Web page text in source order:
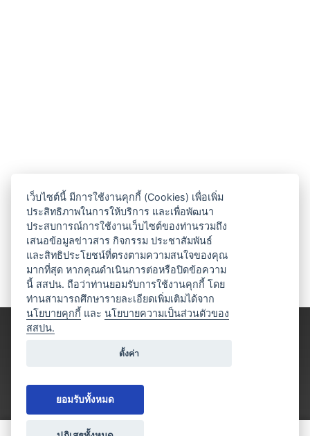
เว็บไซต์นี้ มีการใช้งานคุกกี้ (Cookies) เพื่อเพิ่ม
ประสิทธิภาพในการให้บริการ และเพื่อพัฒนา
ประสบการณ์การใช้งานเว็บไซต์ของท่านรวมถึง
เสนอข้อมูลข่าวสาร กิจกรรม ประชาสัมพันธ์
และสิทธิประโยชน์ที่ตรงตามความสนใจของคุณ
มากที่สุด หากคุณดำเนินการต่อหรือปิดข้อความ
นี้ สสปน. ถือว่าท่านยอมรับการใช้งานคุกกี้ โดย
ท่านสามารถศึกษารายละเอียดเพิ่มเติมได้จาก
นโยบายคุกกี้ และนโยบายความเป็นส่วนตัวของ
สสปน.
ตั้งค่า
ยอมรับทั้งหมด